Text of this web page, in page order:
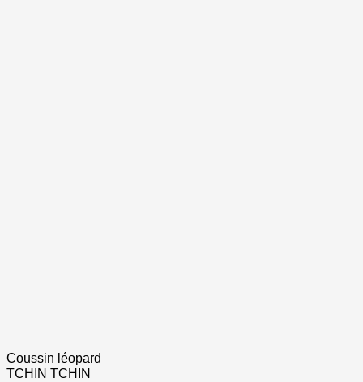
Coussin léopard
TCHIN TCHIN